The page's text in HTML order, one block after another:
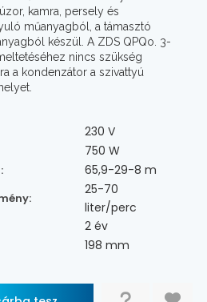
kamra, persely és
műanyagból, a támasztó
készül. A ZDS QPQo. 3-
nincs szükség
a kondenzátor a szivattyú
230 V
750 W
65,9-29-8 m
25-70
liter/perc
2 év
198 mm